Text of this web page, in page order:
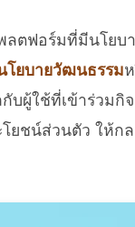
ตฟอร์มที่มีนโยบ
โยบายวัฒนธรรม
บผู้ใช้ที่เข้าร่วม
ยชน์ส่วนตัว ให้